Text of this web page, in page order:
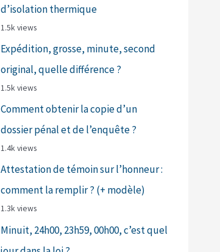
d’isolation thermique
1.5k views
Expédition, grosse, minute, second
original, quelle différence ?
1.5k views
Comment obtenir la copie d’un
dossier pénal et de l’enquête ?
1.4k views
Attestation de témoin sur l’honneur :
comment la remplir ? (+ modèle)
1.3k views
Minuit, 24h00, 23h59, 00h00, c’est quel